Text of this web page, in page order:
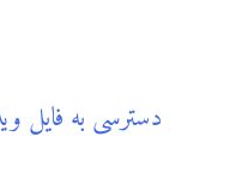
دسترسی به فایل